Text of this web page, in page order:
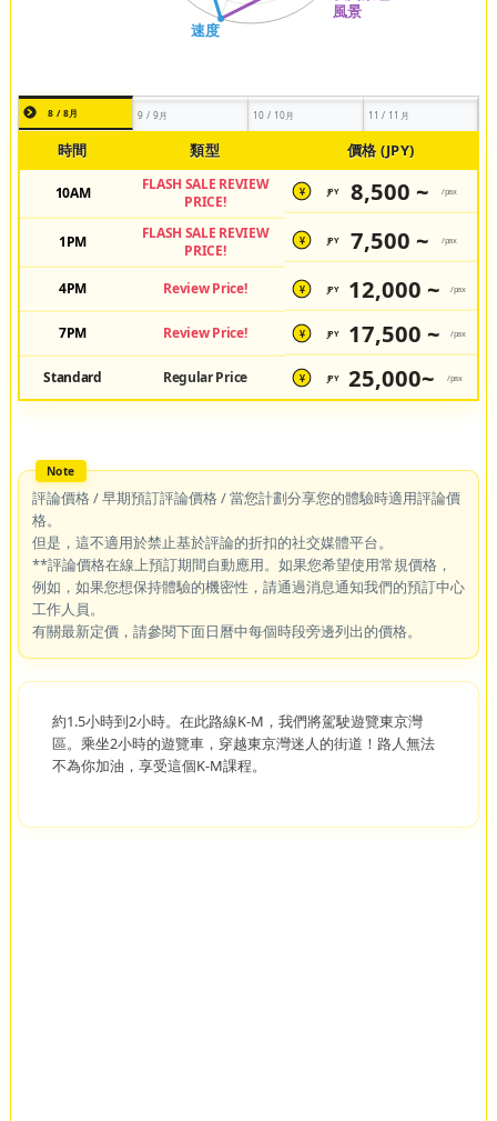
8 / 8月 9 / 9月 10 / 10月 11 / 11月
時間 類型 價格 (JPY)
10AM
FLASH SALE REVIEW
PRICE!
¥ JPY 8,500 ~ /pax
1PM
FLASH SALE REVIEW
PRICE!
¥ JPY 7,500 ~ /pax
4PM Review Price! ¥ JPY 12,000 ~ /pax
7PM Review Price! ¥ JPY 17,500 ~ /pax
Standard Regular Price ¥ JPY 25,000~ /pax
評論價格 / 早期預訂評論價格 / 當您計劃分享您的體驗時適用評論價
格。
但是，這不適用於禁止基於評論的折扣的社交媒體平台。
**評論價格在線上預訂期間自動應用。如果您希望使用常規價格，
例如，如果您想保持體驗的機密性，請通過消息通知我們的預訂中心
工作人員。
有關最新定價，請參閱下面日曆中每個時段旁邊列出的價格。
約1.5小時到2小時。在此路線K-M，我們將駕駛遊覽東京灣
區。乘坐2小時的遊覽車，穿越東京灣迷人的街道！路人無法
不為你加油，享受這個K-M課程。